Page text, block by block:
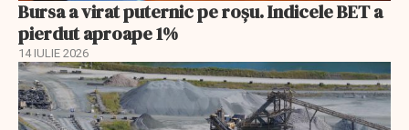
Bursa a virat puternic pe roșu. Indicele BET a
pierdut aproape 1%
14 IULIE 2026